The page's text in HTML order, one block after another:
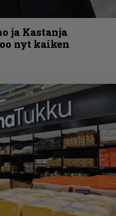
ja Kastanja
nyt kaiken